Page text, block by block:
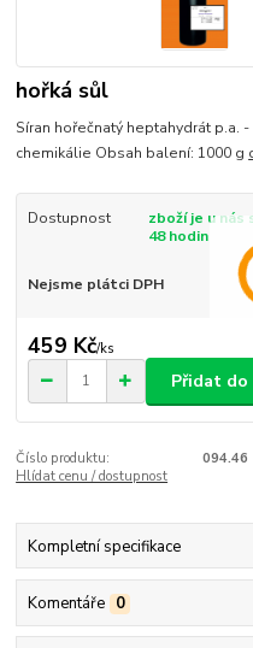
hořká sůl
Síran hořečnatý heptahydrát p.a.
chemikálie Obsah balení: 1000 g
Dostupnost
zboží je u nás
48 hodin
Nejsme plátci DPH
459 Kč/ks
Přidat do
Číslo produktu:
094.46
Hlídat cenu / dostupnost
Kompletní specifikace
Komentáře 0